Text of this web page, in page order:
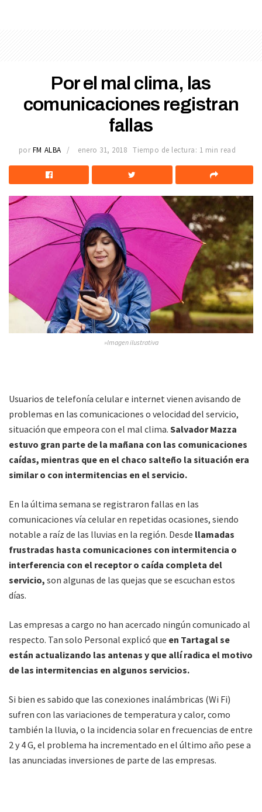
Por el mal clima, las
comunicaciones registran
fallas
por FM ALBA enero 31, 2018 Tiempo de lectura: 1 min read
»Imagen ilustrativa
Usuarios de telefonía celular e internet vienen avisando de
problemas en las comunicaciones o velocidad del servicio,
situación que empeora con el mal clima. Salvador Mazza
estuvo gran parte de la mañana con las comunicaciones
caídas, mientras que en el chaco salteño la situación era
similar o con intermitencias en el servicio.
En la última semana se registraron fallas en las
comunicaciones vía celular en repetidas ocasiones, siendo
notable a raíz de las lluvias en la región. Desde llamadas
frustradas hasta comunicaciones con intermitencia o
interferencia con el receptor o caída completa del
servicio, son algunas de las quejas que se escuchan estos
días.
Las empresas a cargo no han acercado ningún comunicado al
respecto. Tan solo Personal explicó que en Tartagal se
están actualizando las antenas y que allí radica el motivo
de las intermitencias en algunos servicios.
Si bien es sabido que las conexiones inalámbricas (Wi Fi)
sufren con las variaciones de temperatura y calor, como
también la lluvia, o la incidencia solar en frecuencias de entre
2 y 4 G, el problema ha incrementado en el último año pese a
las anunciadas inversiones de parte de las empresas.